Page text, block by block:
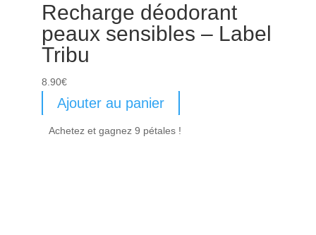
Recharge déodorant
peaux sensibles – Label
Tribu
8.90€
Ajouter au panier
Achetez et gagnez 9 pétales !